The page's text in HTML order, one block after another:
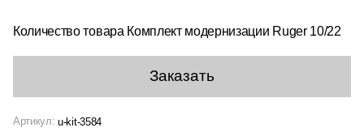
Количество товара Комплект модернизации Ruger 10/22
Заказать
Артикул:u-kit-3584